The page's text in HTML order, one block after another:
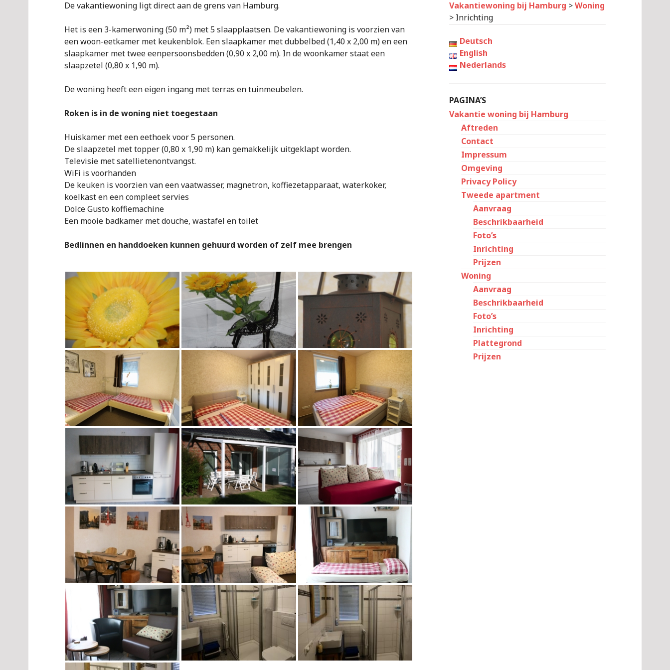
De vakantiewoning ligt direct aan de grens van Hamburg.
Het is een 3-kamerwoning (50 m²) met 5 slaapplaatsen. De vakantiewoning is voorzien van
een woon-eetkamer met keukenblok. Een slaapkamer met dubbelbed (1,40 x 2,00 m) en een
slaapkamer met twee eenpersoonsbedden (0,90 x 2,00 m). In de woonkamer staat een
slaapzetel (0,80 x 1,90 m).
De woning heeft een eigen ingang met terras en tuinmeubelen.
Roken is in de woning niet toegestaan
Huiskamer met een eethoek voor 5 personen.
De slaapzetel met topper (0,80 x 1,90 m) kan gemakkelijk uitgeklapt worden.
Televisie met satellietenontvangst.
WiFi is voorhanden
De keuken is voorzien van een vaatwasser, magnetron, koffiezetapparaat, waterkoker,
koelkast en een compleet servies
Dolce Gusto koffiemachine
Een mooie badkamer met douche, wastafel en toilet
Bedlinnen en handdoeken kunnen gehuurd worden of zelf mee brengen
Vakantiewoning bij Hamburg >Woning
> Inrichting
Deutsch
English
Nederlands
PAGINA’S
Vakantie woning bij Hamburg
Aftreden
Contact
Impressum
Omgeving
Privacy Policy
Tweede apartment
Aanvraag
Beschrikbaarheid
Foto’s
Inrichting
Prijzen
Woning
Aanvraag
Beschrikbaarheid
Foto’s
Inrichting
Plattegrond
Prijzen